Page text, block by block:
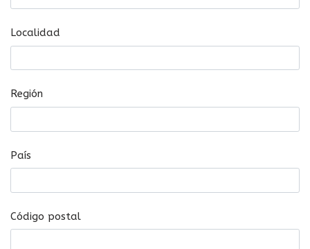
Localidad
Región
País
Código postal